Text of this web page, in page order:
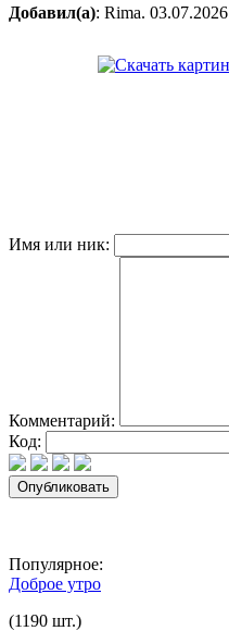
Добавил(а): Rima. 03.07.2026
Имя или ник:
Комментарий:
Код:
Популярное:
Доброе утро
(1190 шт.)